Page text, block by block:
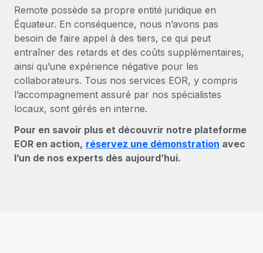
Remote possède sa propre entité juridique en
Équateur. En conséquence, nous n’avons pas
besoin de faire appel à des tiers, ce qui peut
entraîner des retards et des coûts supplémentaires,
ainsi qu’une expérience négative pour les
collaborateurs. Tous nos services EOR, y compris
l’accompagnement assuré par nos spécialistes
locaux, sont gérés en interne.
Pour en savoir plus et découvrir notre plateforme
EOR en action, réservez une démonstration avec
l’un de nos experts dès aujourd’hui.